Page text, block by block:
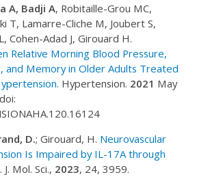
A, Badji A, Robitaille-Grou MC,
T, Lamarre-Cliche M, Joubert S,
Cohen-Adad J, Girouard H.
Relative Morning Blood Pressure,
and Memory in Older Adults Treated
Hypertension. 2021 May
D.; Girouard, H. Neurovascular
Is Impaired by IL-17A through
J. Mol. Sci., 2023, 24, 3959.